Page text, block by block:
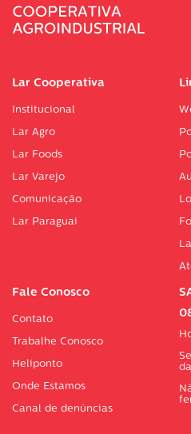
Lar Cooperativa
Institucional
Lar Agro
Lar Foods
Lar Varejo
Comunicação
Lar Paraguai
Fale Conosco
Contato
Trabalhe Conosco
Heliponto
Onde Estamos
Canal de denúncias